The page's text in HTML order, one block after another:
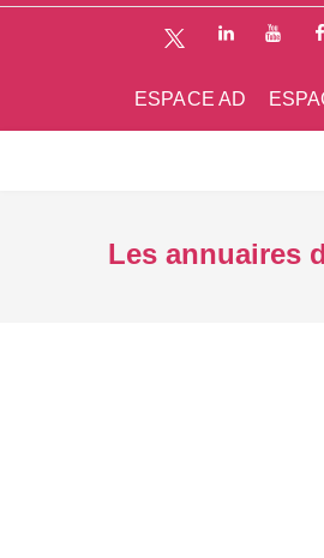
ESPACE AD
Les annuaires